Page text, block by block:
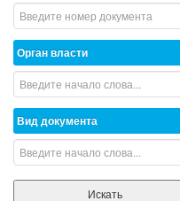
Орган власти
Вид документа